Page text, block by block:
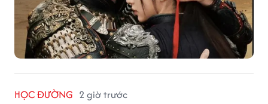
HỌC ĐƯỜNG 2 giờ trước